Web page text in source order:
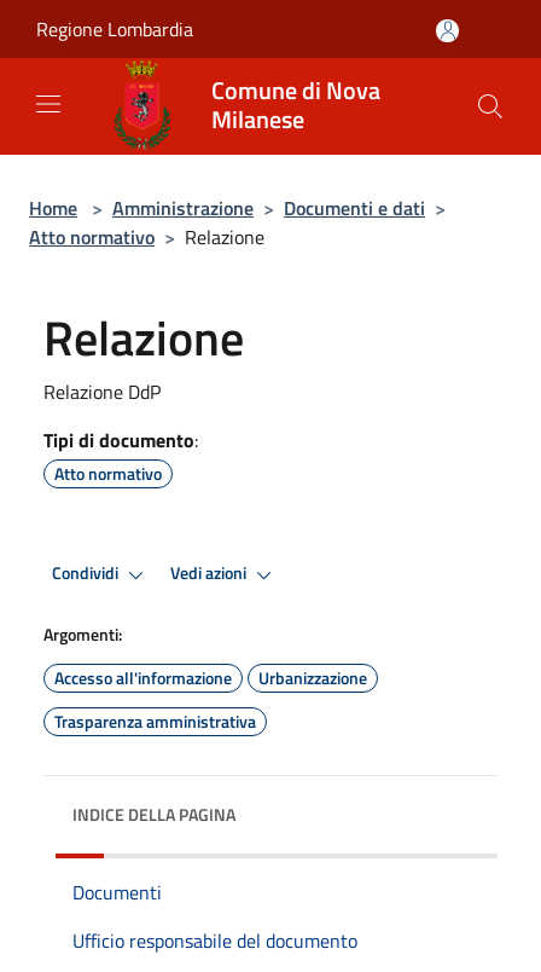
Regione Lombardia
Comune di Nova
Milanese
Home > Amministrazione > Documenti e dati >
Atto normativo > Relazione
Relazione
Relazione DdP
Tipi di documento:
Atto normativo
Condividi Vedi azioni
Argomenti:
Accesso all'informazione
Urbanizzazione
Trasparenza amministrativa
INDICE DELLA PAGINA
Documenti
Ufficio responsabile del documento